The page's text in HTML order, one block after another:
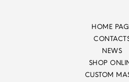
HOME
NEWS
SHOP
CUSTOM